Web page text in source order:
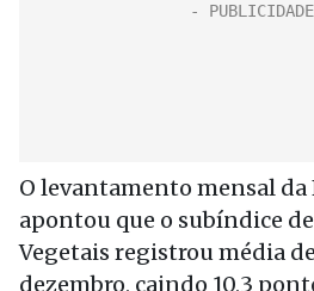
O levantamento mensal da
apontou que o subíndice
Vegetais registrou média
dezembro, caindo 10,3